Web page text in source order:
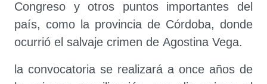
Congreso y otros puntos importantes del
país, como la provincia de Córdoba, donde
ocurrió el salvaje crimen de Agostina Vega.​​​​​​​
la convocatoria se realizará a once años de